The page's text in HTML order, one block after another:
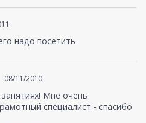
надо посетить
08/11/2010
Мне очень
специалист - спасибо